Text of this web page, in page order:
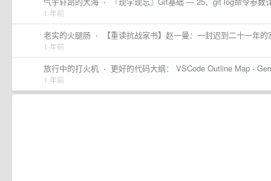
1 年前
老实的火腿肠 · 【重读抗战家书】赵一曼：一封迟到二十一年
1 年前
旅行中的打火机 · 更好的代码大纲： VSCode Outline Map -
1 年前